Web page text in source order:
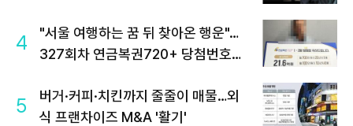
4
"서울 여행하는 꿈 뒤 찾아온 행운"…
327회차 연금복권720+ 당첨번호조
5
버거·커피·치킨까지 줄줄이 매물…외
식 프랜차이즈 M&A '활기'